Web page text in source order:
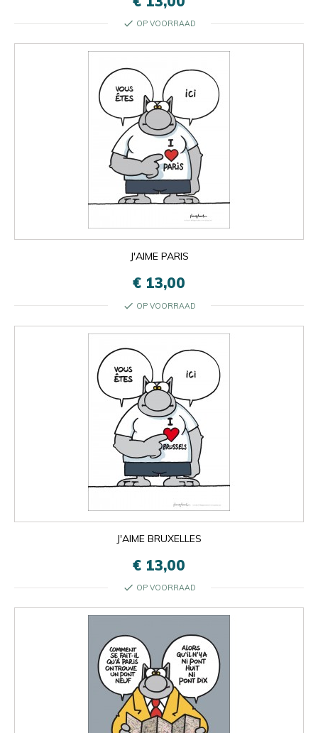
check OP VOORRAAD
J'AIME PARIS
€ 13,00
check OP VOORRAAD
J'AIME BRUXELLES
€ 13,00
check OP VOORRAAD